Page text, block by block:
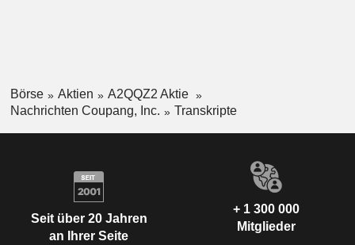
Börse Aktien
A2QQZ2 Aktie
Nachrichten Coupang, Inc.
Transkripte
Seit über 20 Jahren
an Ihrer Seite
+ 1 300 000
Mitglieder